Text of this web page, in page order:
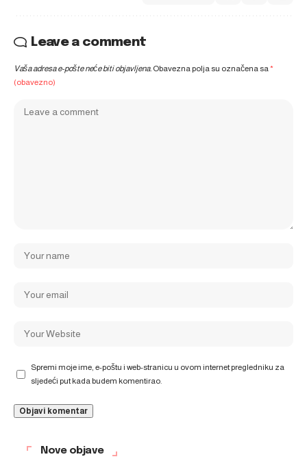
Leave a comment
Vaša adresa e-pošte neće biti objavljena. Obavezna polja su označena sa*
(obavezno)
Spremi moje ime, e-poštu i web-stranicu u ovom internet pregledniku za
sljedeći put kada budem komentirao.
Nove objave